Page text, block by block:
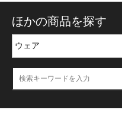
ほかの商品を探す